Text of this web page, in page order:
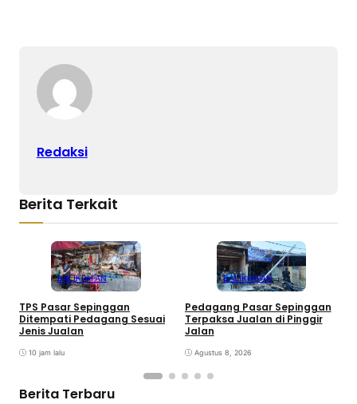
Redaksi
Berita Terkait
BALIKPAPAN
TPS Pasar Sepinggan
Ditempati Pedagang Sesuai
Jenis Jualan
10 jam lalu
BALIKPAPAN
Pedagang Pasar Sepinggan
Terpaksa Jualan di Pinggir
Jalan
Agustus 8, 2026
Berita Terbaru